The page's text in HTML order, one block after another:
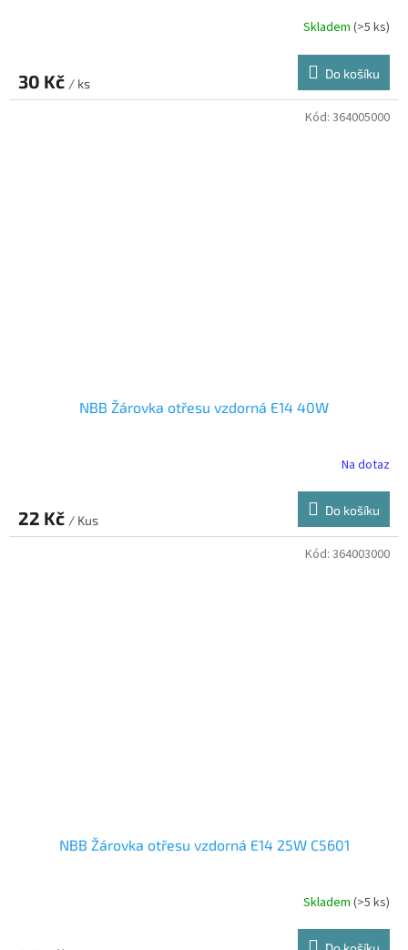
Skladem (>5 ks)
30 Kč / ks
Do košíku
NBB Žárovka otřesu vzdorná E14 40W
Na dotaz
22 Kč / Kus
Do košíku
Kód: 364005000
NBB Žárovka otřesu vzdorná E14 25W C5601
Skladem (>5 ks)
Kód: 364003000